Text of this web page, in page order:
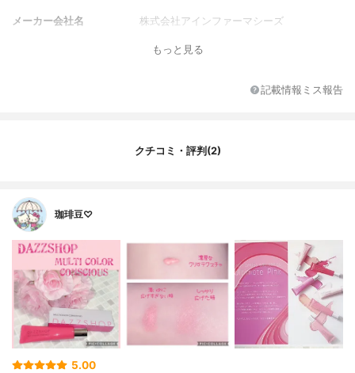
メーカー会社名 株式会社アインファーマシーズ
もっと見る
記載情報ミス報告
クチコミ・評判(2)
珈琲豆♡
5.00